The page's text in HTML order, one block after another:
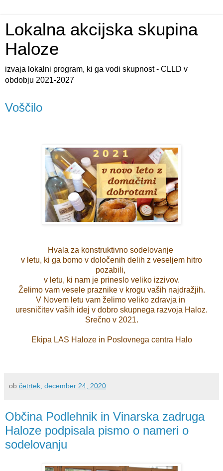
Lokalna akcijska skupina
Haloze
izvaja lokalni program, ki ga vodi skupnost - CLLD v
obdobju 2021-2027
Voščilo
Hvala za konstruktivno sodelovanje
v letu, ki ga bomo v določenih delih z veseljem hitro
pozabili,
v letu, ki nam je prineslo veliko izzivov.
Želimo vam vesele praznike v krogu vaših najdražjih.
V Novem letu vam želimo veliko zdravja in
uresničitev vaših idej v dobro skupnega razvoja Haloz.
Srečno v 2021.
Ekipa LAS Haloze in Poslovnega centra Halo
ob četrtek, december 24, 2020
Občina Podlehnik in Vinarska zadruga
Haloze podpisala pismo o nameri o
sodelovanju